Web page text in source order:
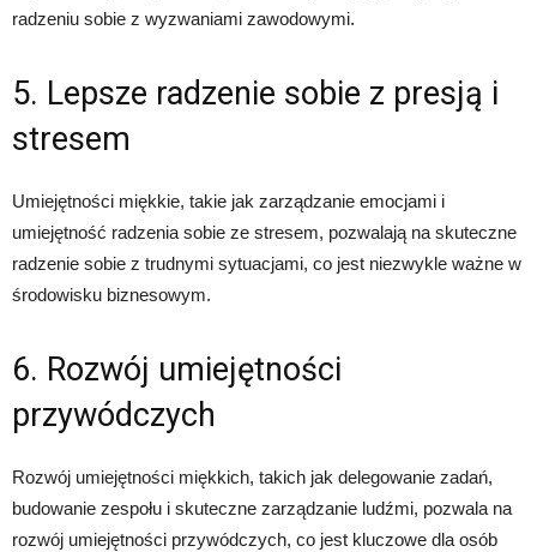
radzeniu sobie z wyzwaniami zawodowymi.
5. Lepsze radzenie sobie z presją i
stresem
Umiejętności miękkie, takie jak zarządzanie emocjami i
umiejętność radzenia sobie ze stresem, pozwalają na skuteczne
radzenie sobie z trudnymi sytuacjami, co jest niezwykle ważne w
środowisku biznesowym.
6. Rozwój umiejętności
przywódczych
Rozwój umiejętności miękkich, takich jak delegowanie zadań,
budowanie zespołu i skuteczne zarządzanie ludźmi, pozwala na
rozwój umiejętności przywódczych, co jest kluczowe dla osób